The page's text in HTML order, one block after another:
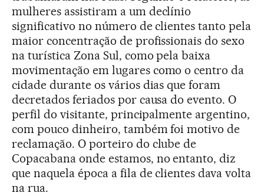
mulheres assistiram a um declínio
significativo no número de clientes tanto pela
maior concentração de profissionais do sexo
na turística Zona Sul, como pela baixa
movimentação em lugares como o centro da
cidade durante os vários dias que foram
decretados feriados por causa do evento. O
perfil do visitante, principalmente argentino,
com pouco dinheiro, também foi motivo de
reclamação. O porteiro do clube de
Copacabana onde estamos, no entanto, diz
que naquela época a fila de clientes dava volta
na rua.